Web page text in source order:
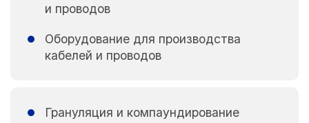
и проводов
Оборудование для производства
кабелей и проводов
Грануляция и компаундирование